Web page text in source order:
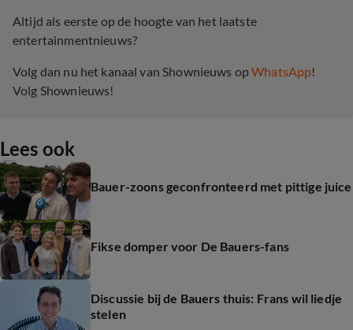
Altijd als eerste op de hoogte van het laatste
entertainmentnieuws?
Volg dan nu het kanaal van Shownieuws opWhatsApp!
Volg Shownieuws!
Lees ook
Bauer-zoons geconfronteerd met pittige juice
Fikse domper voor De Bauers-fans
Discussie bij de Bauers thuis: Frans wil liedje
stelen